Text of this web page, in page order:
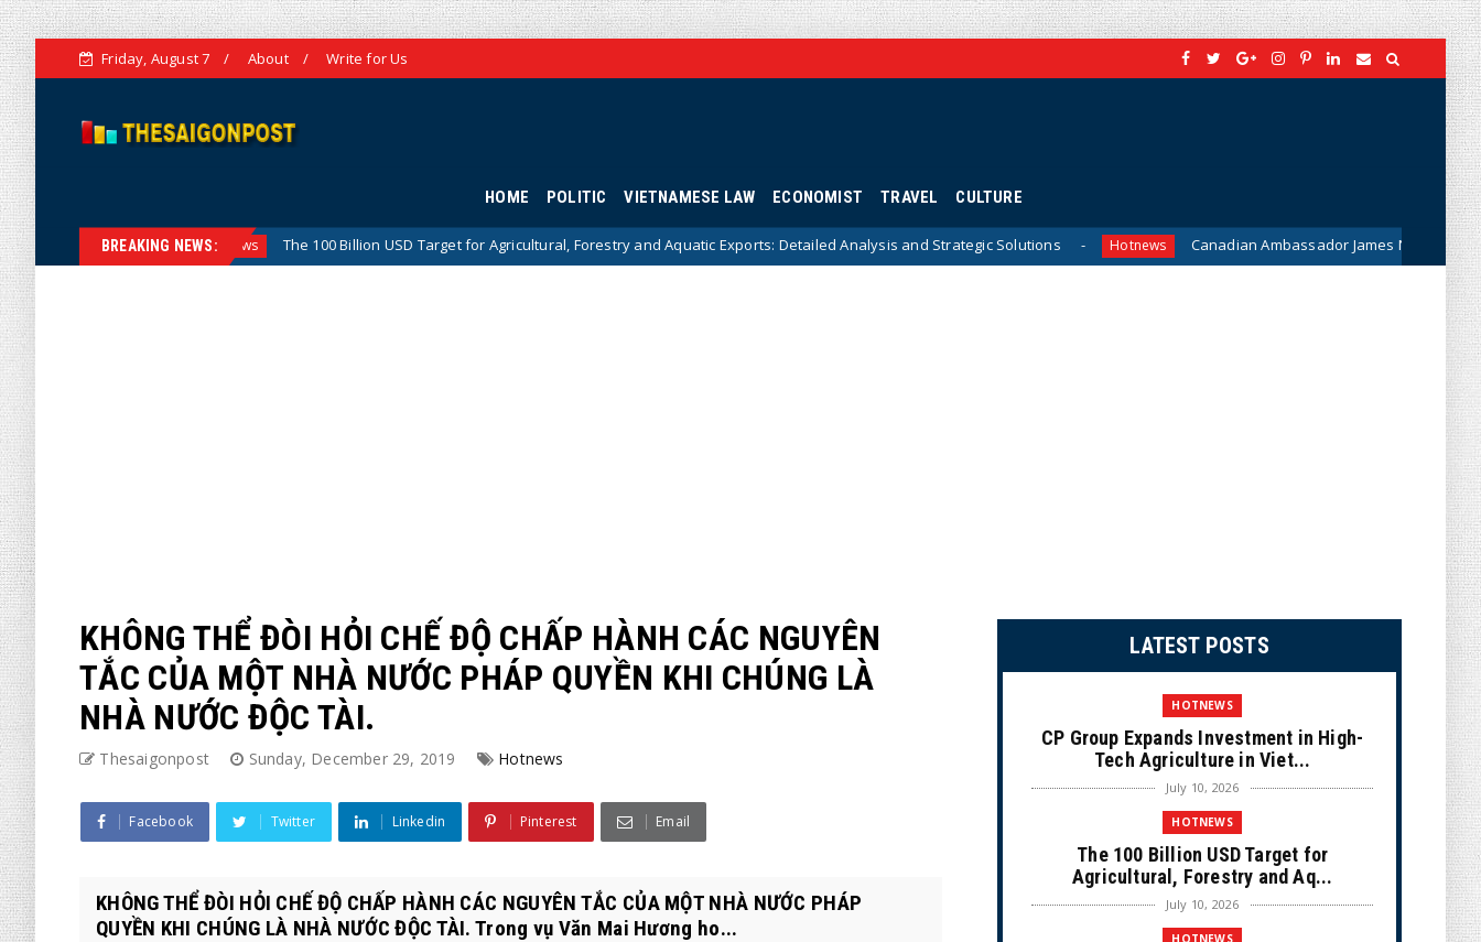
Friday, August 7 About Write for Us
HOME POLITIC VIETNAMESE LAW ECONOMIST TRAVEL CULTURE
BREAKING NEWS:
Hotnews The 100 Billion USD Target for Agricultural, Forestry and Aquatic Exports: Detailed Analysis and Strategic Solutions Hotnews Canadian Ambassador James Nickel Meets General Phan Van
KHÔNG THỂ ĐÒI HỎI CHẾ ĐỘ CHẤP HÀNH CÁC NGUYÊN
TẮC CỦA MỘT NHÀ NƯỚC PHÁP QUYỀN KHI CHÚNG LÀ
NHÀ NƯỚC ĐỘC TÀI.
Thesaigonpost Sunday, December 29, 2019 Hotnews
Facebook Twitter Linkedin Pinterest Email
KHÔNG THỂ ĐÒI HỎI CHẾ ĐỘ CHẤP HÀNH CÁC NGUYÊN TẮC CỦA MỘT NHÀ NƯỚC PHÁP
QUYỀN KHI CHÚNG LÀ NHÀ NƯỚC ĐỘC TÀI. Trong vụ Văn Mai Hương ho...
LATEST POSTS
HOTNEWS
CP Group Expands Investment in High-
Tech Agriculture in Viet...
July 10, 2026
HOTNEWS
The 100 Billion USD Target for
Agricultural, Forestry and Aq...
July 10, 2026
HOTNEWS